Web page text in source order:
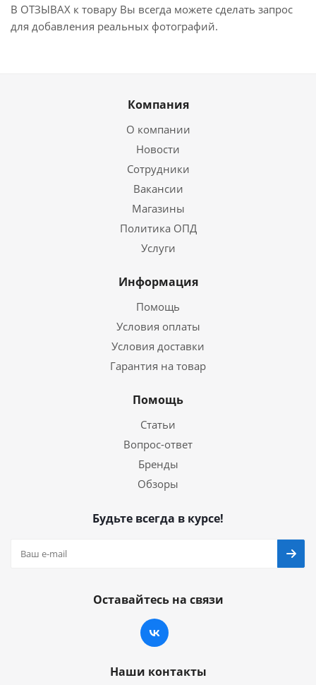
В ОТЗЫВАХ к товару Вы всегда можете сделать запрос
для добавления реальных фотографий.
Компания
О компании
Новости
Сотрудники
Вакансии
Магазины
Политика ОПД
Услуги
Информация
Помощь
Условия оплаты
Условия доставки
Гарантия на товар
Помощь
Статьи
Вопрос-ответ
Бренды
Обзоры
Будьте всегда в курсе!
Оставайтесь на связи
Наши контакты